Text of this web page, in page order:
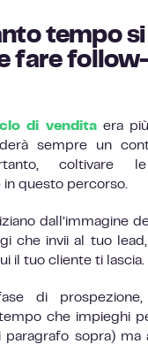
tempo si
fare
di venditaera più
sempre un
coltivare
questo percorso.
dall’immagine
che invii al tuo
il tuo cliente ti lascia.
di
che impieghi
paragrafo sopra) ma